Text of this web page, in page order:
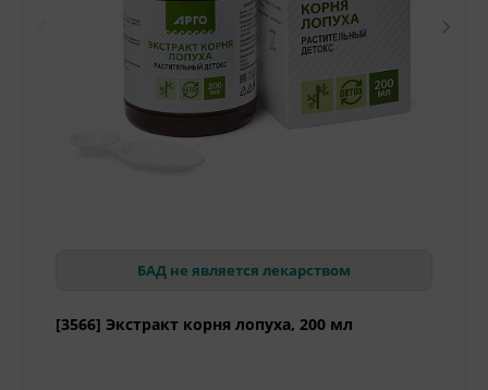
БАД не является лекарством
[3566] Экстракт корня лопуха, 200 мл